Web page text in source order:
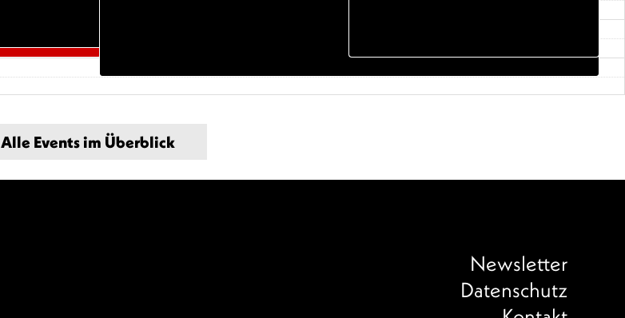
Alle Events im Überblick
Newsletter
Datenschutz